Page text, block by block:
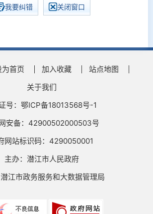
我要纠错 关闭窗口
为首页 加入收藏
站点地图
关于我们
号：鄂ICP备18013568号-1
安备：42900502000503号
网站标识码：4290050001
主办：潜江市人民政府
江市政务服务和大数据管理局